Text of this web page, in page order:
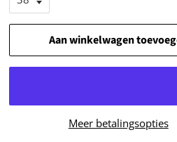
Aan winkelwagen
Meer betalingsopties